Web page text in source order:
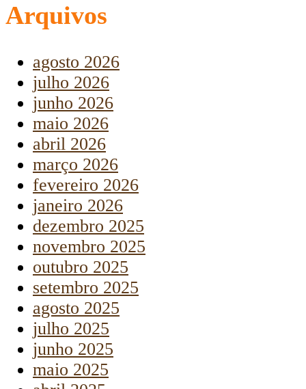
Arquivos
agosto 2026
julho 2026
junho 2026
maio 2026
abril 2026
março 2026
fevereiro 2026
janeiro 2026
dezembro 2025
novembro 2025
outubro 2025
setembro 2025
agosto 2025
julho 2025
junho 2025
maio 2025